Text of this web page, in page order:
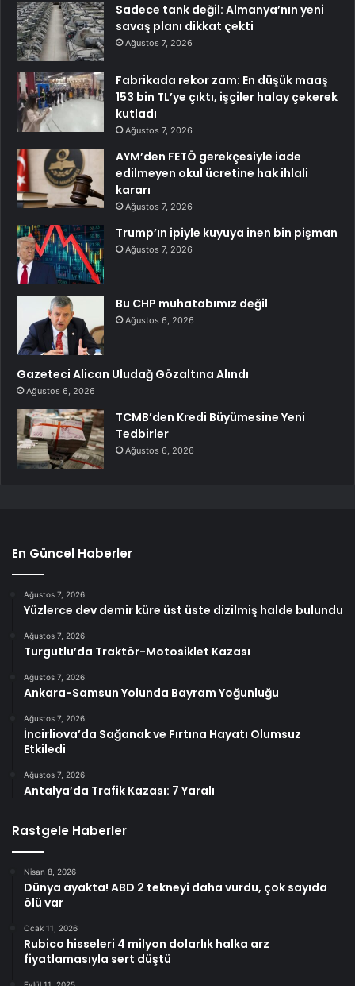
Sadece tank değil: Almanya’nın yeni
savaş planı dikkat çekti
Ağustos 7, 2026
Fabrikada rekor zam: En düşük maaş
153 bin TL’ye çıktı, işçiler halay çekerek
kutladı
Ağustos 7, 2026
AYM’den FETÖ gerekçesiyle iade
edilmeyen okul ücretine hak ihlali
kararı
Ağustos 7, 2026
Trump’ın ipiyle kuyuya inen bin pişman
Ağustos 7, 2026
Bu CHP muhatabımız değil
Ağustos 6, 2026
Gazeteci Alican Uludağ Gözaltına Alındı
Ağustos 6, 2026
TCMB’den Kredi Büyümesine Yeni
Tedbirler
Ağustos 6, 2026
En Güncel Haberler
Ağustos 7, 2026
Yüzlerce dev demir küre üst üste dizilmiş halde bulundu
Ağustos 7, 2026
Turgutlu’da Traktör-Motosiklet Kazası
Ağustos 7, 2026
Ankara-Samsun Yolunda Bayram Yoğunluğu
Ağustos 7, 2026
İncirliova’da Sağanak ve Fırtına Hayatı Olumsuz
Etkiledi
Ağustos 7, 2026
Antalya’da Trafik Kazası: 7 Yaralı
Rastgele Haberler
Nisan 8, 2026
Dünya ayakta! ABD 2 tekneyi daha vurdu, çok sayıda
ölü var
Ocak 11, 2026
Rubico hisseleri 4 milyon dolarlık halka arz
fiyatlamasıyla sert düştü